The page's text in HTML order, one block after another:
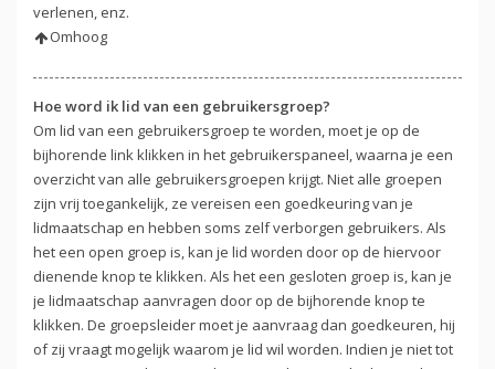
verlenen, enz.
Omhoog
Hoe word ik lid van een gebruikersgroep?
Om lid van een gebruikersgroep te worden, moet je op de
bijhorende link klikken in het gebruikerspaneel, waarna je een
overzicht van alle gebruikersgroepen krijgt. Niet alle groepen
zijn vrij toegankelijk, ze vereisen een goedkeuring van je
lidmaatschap en hebben soms zelf verborgen gebruikers. Als
het een open groep is, kan je lid worden door op de hiervoor
dienende knop te klikken. Als het een gesloten groep is, kan je
je lidmaatschap aanvragen door op de bijhorende knop te
klikken. De groepsleider moet je aanvraag dan goedkeuren, hij
of zij vraagt mogelijk waarom je lid wil worden. Indien je niet tot